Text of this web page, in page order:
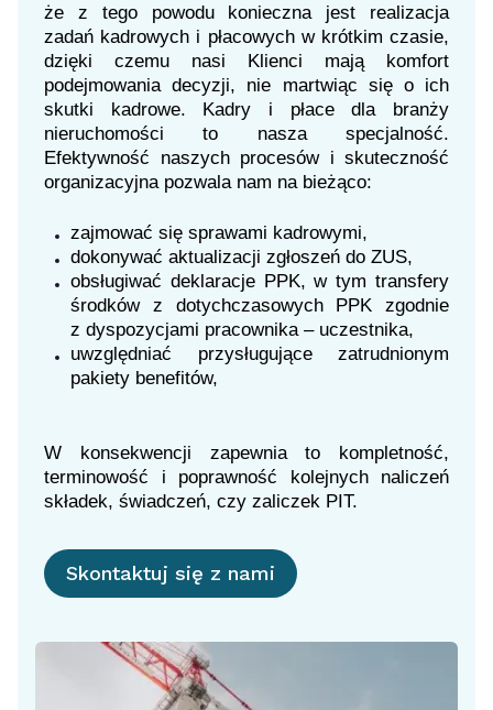
że z tego powodu konieczna jest realizacja
zadań kadrowych i płacowych w krótkim czasie,
dzięki czemu nasi Klienci mają komfort
podejmowania decyzji, nie martwiąc się o ich
skutki kadrowe. Kadry i płace dla branży
nieruchomości to nasza specjalność.
Efektywność naszych procesów i skuteczność
organizacyjna pozwala nam na bieżąco:
zajmować się sprawami kadrowymi,
dokonywać aktualizacji zgłoszeń do ZUS,
obsługiwać deklaracje PPK, w tym transfery
środków z dotychczasowych PPK zgodnie
z dyspozycjami pracownika – uczestnika,
uwzględniać przysługujące zatrudnionym
pakiety benefitów,
W konsekwencji zapewnia to kompletność,
terminowość i poprawność kolejnych naliczeń
składek, świadczeń, czy zaliczek PIT.
Skontaktuj się z nami